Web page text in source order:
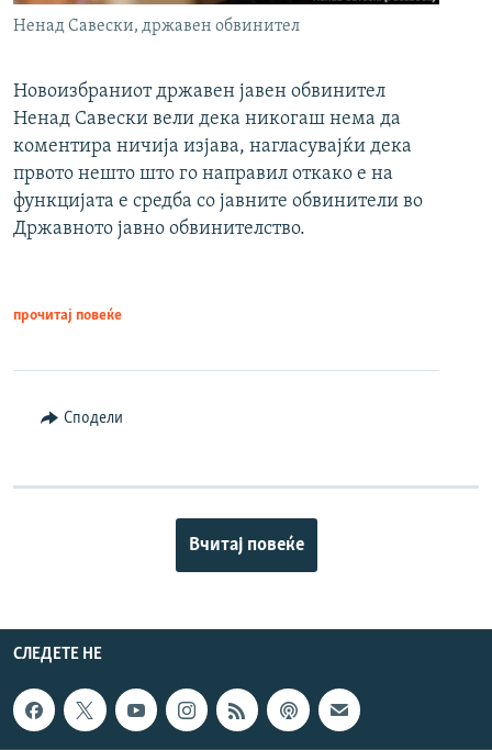
Ненад Савески, државен обвинител
Новоизбраниот државен јавен обвинител
Ненад Савески вели дека никогаш нема да
коментира ничија изјава, нагласувајќи дека
првото нешто што го направил откако е на
функцијата е средба со јавните обвинители во
Државното јавно обвинителство.
прочитај повеќе
Сподели
Вчитај повеќе
СЛЕДЕТЕ НЕ